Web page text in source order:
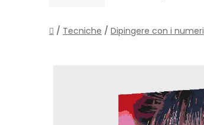
Casa
/ Tecniche / Dipingere con i numeri